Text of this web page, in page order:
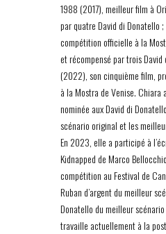
1988 (2017), meilleur film à
par quatre David di Donatello
compétition officielle à la
et récompensé par trois
(2022), son cinquième film,
à la Mostra de Venise. Chiara
nominée aux David di
scénario original et les
En 2023, elle a participé à
Kidnapped de Marco
compétition au Festival de
Ruban d’argent du meilleur
Donatello du meilleur
travaille actuellement à la